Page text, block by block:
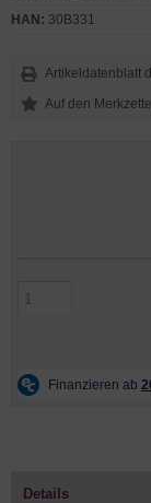
HAN: 30B331
Artikeldatenblatt
Details